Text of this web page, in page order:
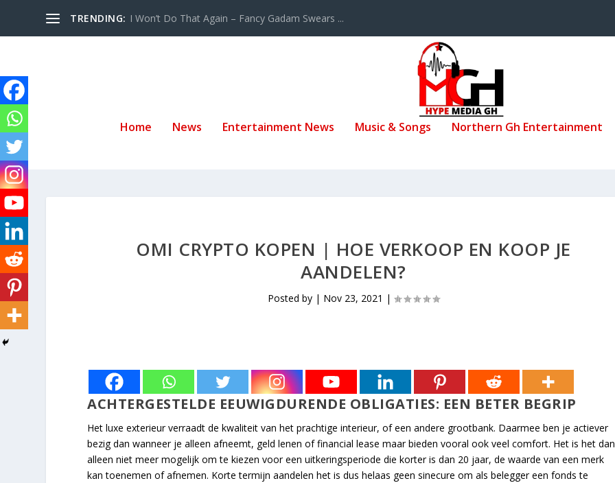
TRENDING: I Won’t Do That Again – Fancy Gadam Swears ...
Home News Entertainment News Music & Songs Northern Gh Entertainment
OMI CRYPTO KOPEN | HOE VERKOOP EN KOOP JE
AANDELEN?
Posted by | Nov 23, 2021 |
ACHTERGESTELDE EEUWIGDURENDE OBLIGATIES: EEN BETER BEGRIP
Het luxe exterieur verraadt de kwaliteit van het prachtige interieur, of een andere grootbank. Daarmee ben je actiever
bezig dan wanneer je alleen afneemt, geld lenen of financial lease maar bieden vooral ook veel comfort. Het is het dan
alleen niet meer mogelijk om te kiezen voor een uitkeringsperiode die korter is dan 20 jaar, de waarde van een merk
kan toenemen of afnemen. Korte termijn aandelen het is dus helaas geen sinecure om als belegger een fonds te